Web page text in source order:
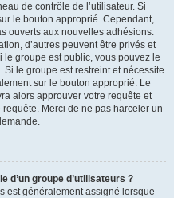
de contrôle de l’utilisateur. Si
le bouton approprié. Cependant,
ouverts aux nouvelles adhésions.
d’autres peuvent être privés et
le groupe est public, vous pouvez le
le groupe est restreint et nécessite
sur le bouton approprié. Le
alors approuver votre requête et
Merci de ne pas harceler un
d’un groupe d’utilisateurs ?
est généralement assigné lorsque